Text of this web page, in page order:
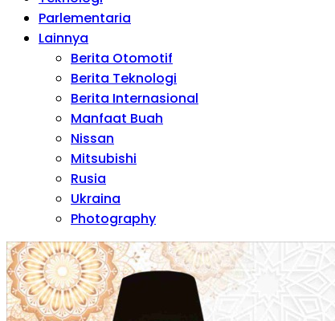
Parlementaria
Lainnya
Berita Otomotif
Berita Teknologi
Berita Internasional
Manfaat Buah
Nissan
Mitsubishi
Rusia
Ukraina
Photography